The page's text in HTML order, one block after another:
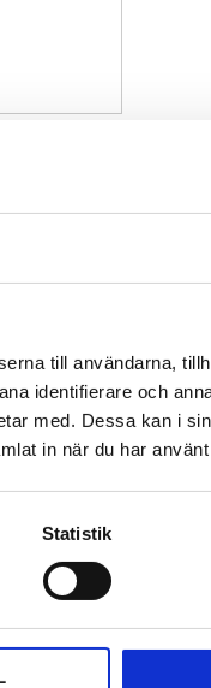
till användarna,
identifierare och
med. Dessa kan i
in när du har
Statistik
CLIC-
nyttofordon.
fordonstyper
samt